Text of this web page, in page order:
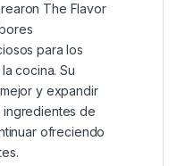
The Flavor
para los
cocina. Su
y expandir
ingredientes de
ofreciendo